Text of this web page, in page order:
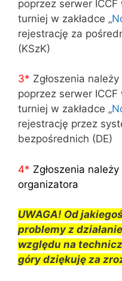
federacji
angielskiej
10
WSTT/5/25 –
Semislav,
Shabalov’s
Defence, D45
C89
12
Sicilian,
Portsmouth
Gambit, B30
poprzez serwer
turniej w zakładce „
rejestrację za
(KSzK)
3* Zgłoszenia
poprzez serwer
turniej w zakładce „
rejestrację przez
bezpośrednich (DE)
4* Zgłoszenia
organizatora
UWAGA! Od
problemy z
względu na
góry dziękuję za